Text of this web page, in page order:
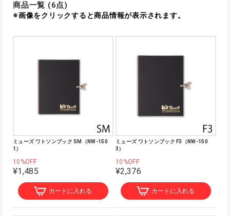
商品一覧 (6点)
※画像をクリックすると商品情報が表示されます。
ミューズ ワトソンブック SM（NW-150
1）
10%OFF
¥1,485
カートに入れる
ミューズ ワトソンブック F3（NW-150
3）
10%OFF
¥2,376
カートに入れる